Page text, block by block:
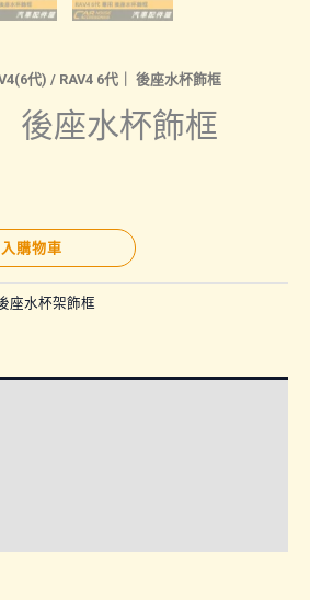
代) / RAV4 6代｜ 後座水杯飾框
後座水杯飾框
購物車
座水杯架飾框